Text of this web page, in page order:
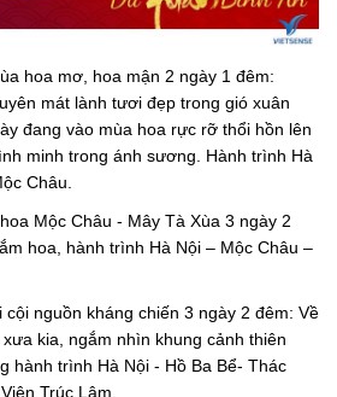
hoa mơ, hoa mận 2 ngày 1 đêm:
mát lành tươi đẹp trong gió xuân
đang vào mùa hoa rực rỡ thổi hồn lên
minh trong ánh sương. Hành trình Hà
Châu.
Mộc Châu - Mây Tà Xùa 3 ngày 2
hoa, hành trình Hà Nội – Mộc Châu –
cội nguồn kháng chiến 3 ngày 2 đêm: Về
kia, ngắm nhìn khung cảnh thiên
hành trình Hà Nội - Hồ Ba Bể- Thác
Trúc Lâm.